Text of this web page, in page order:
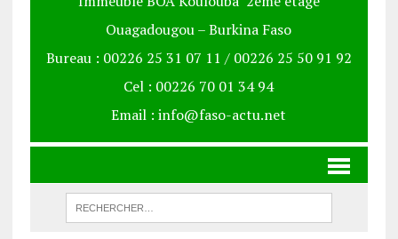
Ouagadougou – Burkina Faso
Bureau : 00226 25 31 07 11 / 00226 25 50 91 92
Cel : 00226 70 01 34 94
Email : info@faso-actu.net